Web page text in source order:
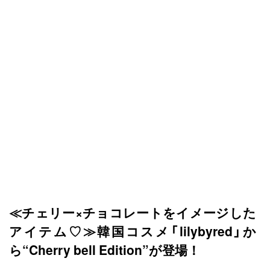
運営会社
利用規約
kpop トレンド 韓国メイク
オルチャンメイク twice 人気 アイドル
韓国ドラマ かわいい
≪チェリー×チョコレートをイメージした
アイテム♡≫韓国コスメ「lilybyred」か
ら“Cherry bell Edition”が登場！